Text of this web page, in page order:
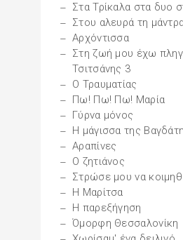
Στα Τρίκαλα στα δυο
Στου αλευρά τη
Αρχόντισσα
Στη ζωή μου έχω
Τσιτσάνης 3
Ο Τραυματίας
Πω! Πω! Πω! Μαρία
Γύρνα μόνος
Η μάγισσα της
Αραπίνες
Ο ζητιάνος
Στρώσε μου να
Η Μαρίτσα
Η παρεξήγηση
Όμορφη Θεσσαλονίκη